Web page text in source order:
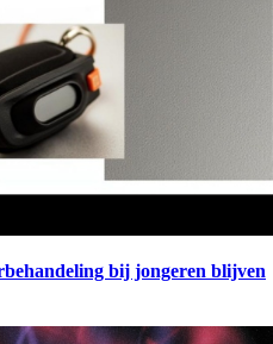
bij jongeren blijven